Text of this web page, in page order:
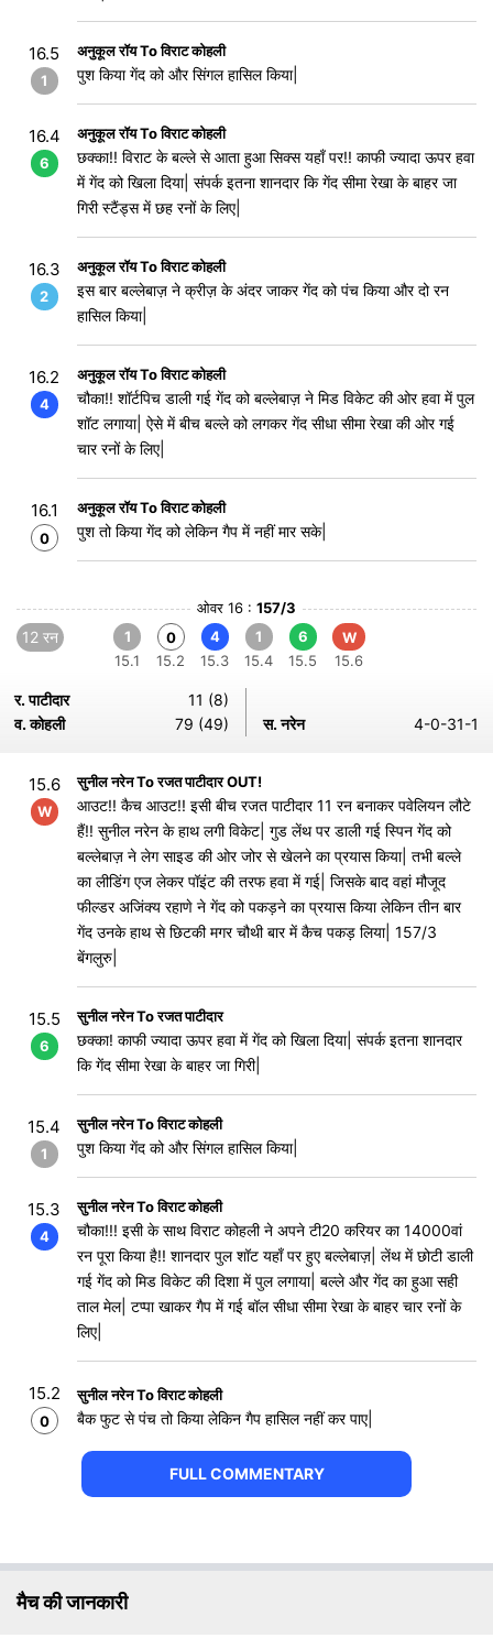
16.5
1
अनुकूल रॉय To विराट कोहली
पुश किया गेंद को और सिंगल हासिल किया|
16.4
6
अनुकूल रॉय To विराट कोहली
छक्का!! विराट के बल्ले से आता हुआ सिक्स यहाँ पर!! काफी ज्यादा ऊपर हवा
में गेंद को खिला दिया| संपर्क इतना शानदार कि गेंद सीमा रेखा के बाहर जा
गिरी स्टैंड्स में छह रनों के लिए|
16.3
2
अनुकूल रॉय To विराट कोहली
इस बार बल्लेबाज़ ने क्रीज़ के अंदर जाकर गेंद को पंच किया और दो रन
हासिल किया|
16.2
4
अनुकूल रॉय To विराट कोहली
चौका!! शॉर्टपिच डाली गई गेंद को बल्लेबाज़ ने मिड विकेट की ओर हवा में पुल
शॉट लगाया| ऐसे में बीच बल्ले को लगकर गेंद सीधा सीमा रेखा की ओर गई
चार रनों के लिए|
16.1
0
अनुकूल रॉय To विराट कोहली
पुश तो किया गेंद को लेकिन गैप में नहीं मार सके|
ओवर 16 : 157/3
12 रन
1
15.1
0
15.2
4
15.3
1
15.4
6
15.5
W
15.6
र. पाटीदार
11 (8)
व. कोहली
79 (49) स. नरेन 4-0-31-1
15.6
W
सुनील नरेन To रजत पाटीदार OUT!
आउट!! कैच आउट!! इसी बीच रजत पाटीदार 11 रन बनाकर पवेलियन लौटे
हैं!! सुनील नरेन के हाथ लगी विकेट| गुड लेंथ पर डाली गई स्पिन गेंद को
बल्लेबाज़ ने लेग साइड की ओर जोर से खेलने का प्रयास किया| तभी बल्ले
का लीडिंग एज लेकर पॉइंट की तरफ हवा में गई| जिसके बाद वहां मौजूद
फील्डर अजिंक्य रहाणे ने गेंद को पकड़ने का प्रयास किया लेकिन तीन बार
गेंद उनके हाथ से छिटकी मगर चौथी बार में कैच पकड़ लिया| 157/3
बेंगलुरु|
15.5
6
सुनील नरेन To रजत पाटीदार
छक्का! काफी ज्यादा ऊपर हवा में गेंद को खिला दिया| संपर्क इतना शानदार
कि गेंद सीमा रेखा के बाहर जा गिरी|
15.4
1
सुनील नरेन To विराट कोहली
पुश किया गेंद को और सिंगल हासिल किया|
15.3
4
सुनील नरेन To विराट कोहली
चौका!!! इसी के साथ विराट कोहली ने अपने टी20 करियर का 14000वां
रन पूरा किया है!! शानदार पुल शॉट यहाँ पर हुए बल्लेबाज़| लेंथ में छोटी डाली
गई गेंद को मिड विकेट की दिशा में पुल लगाया| बल्ले और गेंद का हुआ सही
ताल मेल| टप्पा खाकर गैप में गई बॉल सीधा सीमा रेखा के बाहर चार रनों के
लिए|
15.2
0
सुनील नरेन To विराट कोहली
बैक फुट से पंच तो किया लेकिन गैप हासिल नहीं कर पाए|
FULL COMMENTARY
मैच की जानकारी